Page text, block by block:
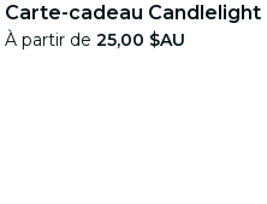
Carte-cadeau Candlelight
À partir de 25,00 $AU